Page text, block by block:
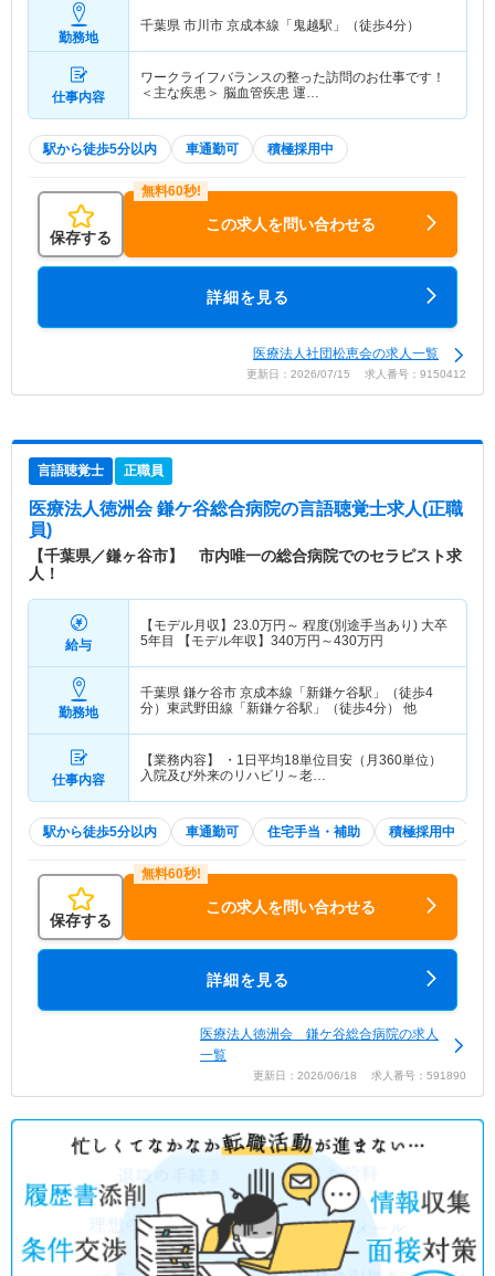
勤務地
千葉県 市川市 京成本線「鬼越駅」（徒歩4分）
仕事内容
ワークライフバランスの整った訪問のお仕事です！
＜主な疾患＞ 脳血管疾患 運…
駅から徒歩5分以内 車通勤可 積極採用中
保存する
この求人を問い合わせる
詳細を見る
医療法人社団松恵会の求人一覧
更新日：2026/07/15 求人番号：9150412
言語聴覚士 正職員
医療法人徳洲会 鎌ケ谷総合病院の言語聴覚士求人(正職
員)
【千葉県／鎌ヶ谷市】 市内唯一の総合病院でのセラピスト求
人！
給与
【モデル月収】 23.0万円～ 程度(別途手当あり) 大卒
5年目 【モデル年収】 340万円～430万円
勤務地
千葉県 鎌ケ谷市 京成本線「新鎌ケ谷駅」（徒歩4
分）東武野田線「新鎌ケ谷駅」（徒歩4分） 他
仕事内容
【業務内容】 ・1日平均18単位目安（月360単位）
入院及び外来のリハビリ～老…
駅から徒歩5分以内 車通勤可 住宅手当・補助 積極採用中
保存する
この求人を問い合わせる
詳細を見る
医療法人徳洲会 鎌ケ谷総合病院の求人
一覧
更新日：2026/06/18 求人番号：591890